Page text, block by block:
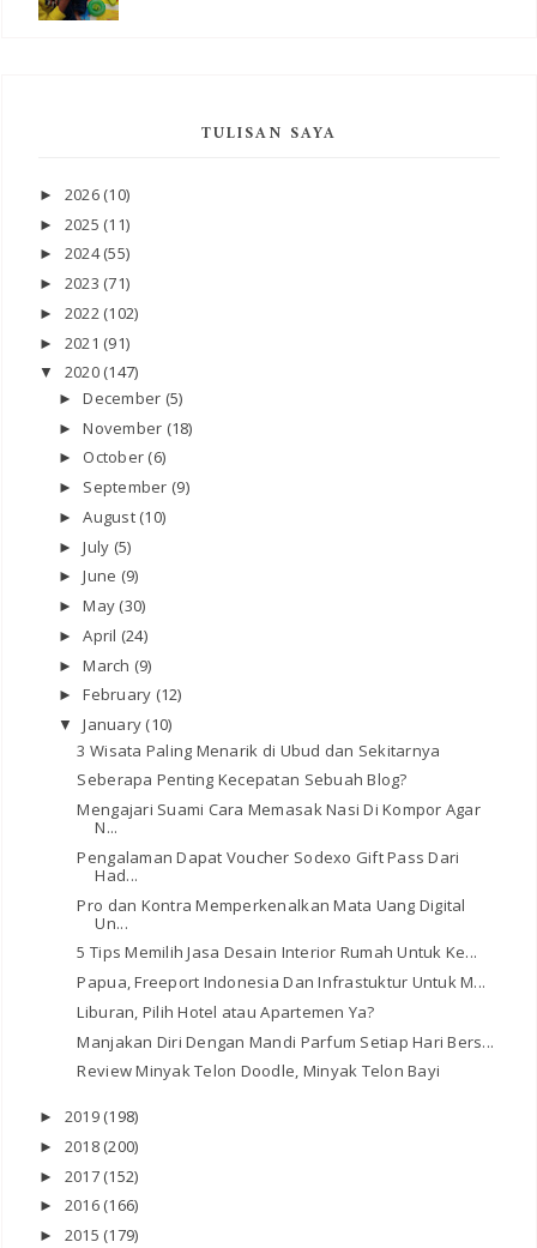
TULISAN SAYA
► 2026 (10)
► 2025 (11)
► 2024(55)
► 2023 (71)
► 2022 (102)
► 2021 (91)
▼ 2020 (147)
►December (5)
►November (18)
► October (6)
► September (9)
►August (10)
►July (5)
►June (9)
►May (30)
►April (24)
►March (9)
►February (12)
▼January (10)
3 Wisata Paling Menarik di Ubud dan Sekitarnya
Seberapa Penting Kecepatan Sebuah Blog?
Mengajari Suami Cara Memasak Nasi Di Kompor Agar
N...
Pengalaman Dapat Voucher Sodexo Gift Pass Dari
Had...
Pro dan Kontra Memperkenalkan Mata Uang Digital
Un...
5 Tips Memilih Jasa Desain Interior Rumah Untuk Ke...
Papua, Freeport Indonesia Dan Infrastuktur Untuk M...
Liburan, Pilih Hotel atau Apartemen Ya?
Manjakan Diri Dengan Mandi Parfum Setiap Hari Bers...
Review Minyak Telon Doodle, Minyak Telon Bayi
► 2019 (198)
► 2018 (200)
► 2017 (152)
► 2016 (166)
► 2015 (179)